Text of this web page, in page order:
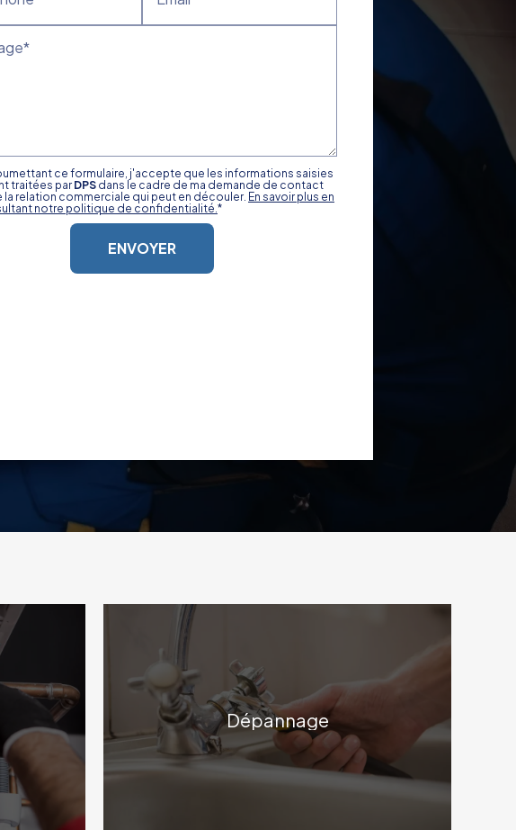
ce formulaire, j'accepte que les informations saisies
traitées parDPS dans le cadre de ma demande de contact
la relation commerciale qui peut en découler. En savoir plus en
notre politique de confidentialité.*
Dépannage